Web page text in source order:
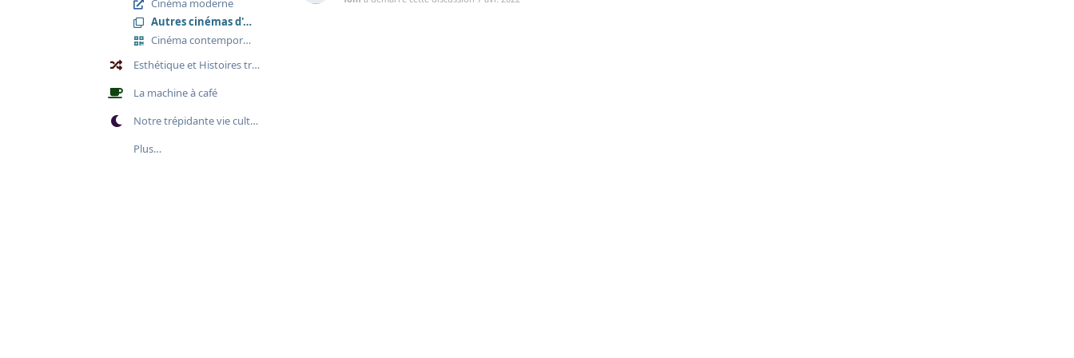
Cinéma moderne
Autres cinémas d'après-guerre
Cinéma contemporain
Esthétique et Histoires transversales
La machine à café
Notre trépidante vie culturelle
Plus…